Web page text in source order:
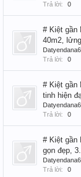
Trả lời:
0
# Kiệt gần
40m2,
Trả lời:
0
# Kiệt gần
tinh hiện
Trả lời:
0
# Kiệt gần
gọn đẹp,
Trả lời:
0